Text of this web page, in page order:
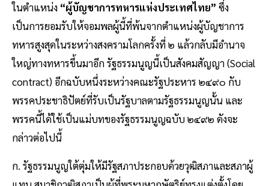
ในตําแหน่ง “ผู้บัญชาการทหารแห่งประเทศไทย” ซึ่ง
เป็นการยอมรับให้จอมพลผู้นี้ที่พ้นจากตําแหน่งผู้บัญชาการ
ทหารสูงสุดในระหว่างสงครามโลกครั้งที่ ๒ แล้วกลับมีอํานาจ
ใหญ่ทางทหารขึ้นมาอีก รัฐธรรมนูญนี้เป็นสังคมสัญญา (Social
contract) อีกฉบับหนึ่งระหว่างคณะรัฐประหาร ๒๔๙๐ กับ
พรรคประชาธิปัตย์ที่รับเป็นรัฐบาลตามรัฐธรรมนูญนั้น และ
พรรคนี้ได้ใช้เป็นแม่บทของรัฐธรรมนูญฉบับ ๒๔๙๒ ดังจะ
กล่าวต่อไปนี้
ก. รัฐธรรมนูญใต้ตุ่มให้มีรัฐสภาประกอบด้วยวุฒิสภาและสภาผู้